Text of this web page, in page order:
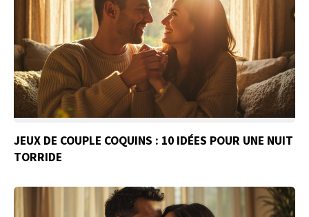
JEUX DE COUPLE COQUINS : 10 IDÉES POUR UNE NUIT
TORRIDE